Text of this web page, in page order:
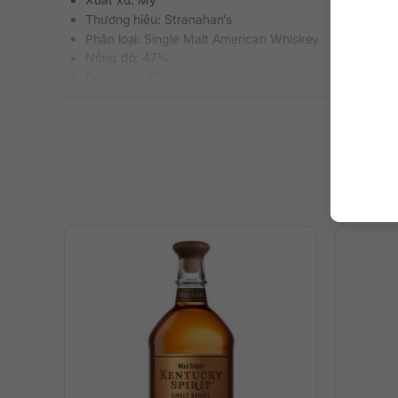
Thương hiệu: Stranahan’s
Phân loại: Single Malt American Whiskey
Cách thưởng thức: Uống nguyên chất, thêm đá viên,
– Trên mũi: Tính cách của Stranahan’s được thể hiện
– Trên miệng: Cuộc tấn công êm mịn nhưng nhung với
đắng và nóng xuất hiện bùng nổ ở gần cuối cùng.
– Kết thúc: Một cái kết cay, đắng, kéo dài, phức tạp
Thưởng thức rượu đúng cách
Nên thưởng thức gọn lẹ bằng cách uống trực tiếp,